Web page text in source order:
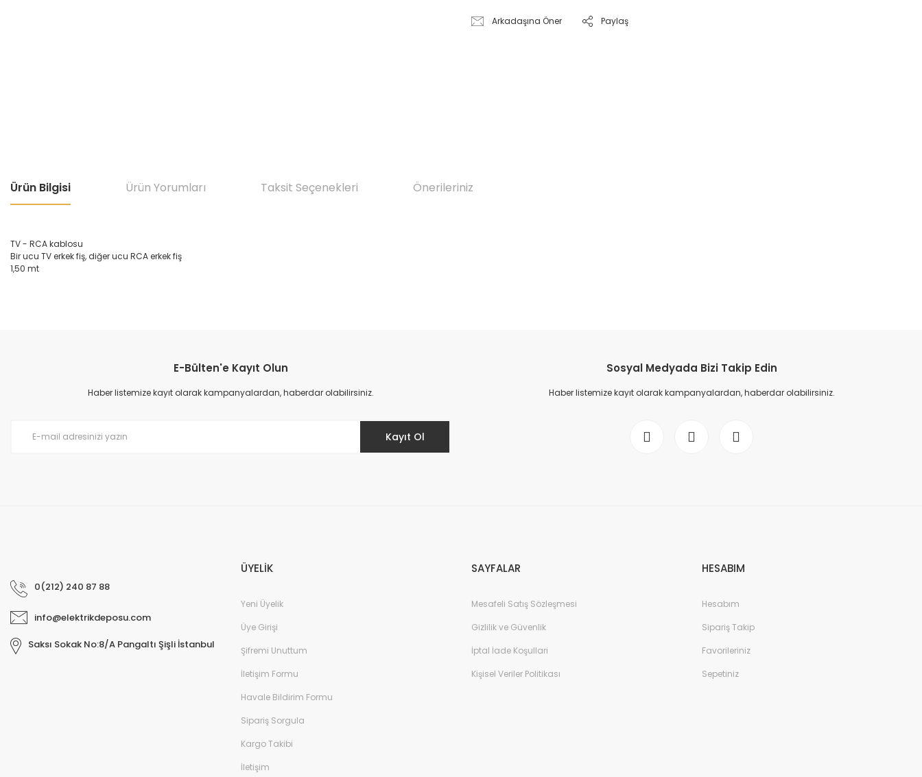
Arkadaşına Öner Paylaş
Ürün Bilgisi Ürün Yorumları Taksit Seçenekleri Önerileriniz
TV - RCA kablosu
Bir ucu TV erkek fiş, diğer ucu RCA erkek fiş
1,50 mt
Ürün resmi kalitesiz, bozuk veya görüntülenemiyor.
Ürün açıklamasında eksik bilgiler bulunuyor.
E-Bülten'e Kayıt Olun
Haber listemize kayıt olarak kampanyalardan, haberdar olabilirsiniz.
Kayıt Ol
Sosyal Medyada Bizi Takip Edin
Haber listemize kayıt olarak kampanyalardan, haberdar olabilirsiniz.
0(212) 240 87 88
info@elektrikdeposu.com
Saksı Sokak No:8/A Pangaltı Şişli İstanbul
ÜYELİK
Yeni Üyelik
Üye Girişi
Şifremi Unuttum
İletişim Formu
Havale Bildirim Formu
Sipariş Sorgula
Kargo Takibi
İletişim
SAYFALAR
Mesafeli Satış Sözleşmesi
Gizlilik ve Güvenlik
İptal İade Koşullari
Kişisel Veriler Politikası
HESABIM
Hesabım
Sipariş Takip
Favorileriniz
Sepetiniz